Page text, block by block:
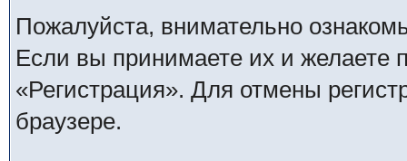
Пожалуйста, внимательно
Если вы принимаете их и желаете
«Регистрация». Для отмены
браузере.